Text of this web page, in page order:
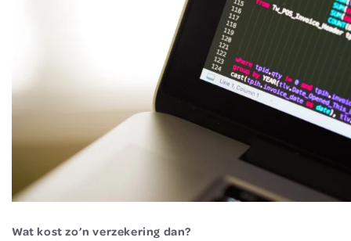
Wat kost zo’n verzekering dan?